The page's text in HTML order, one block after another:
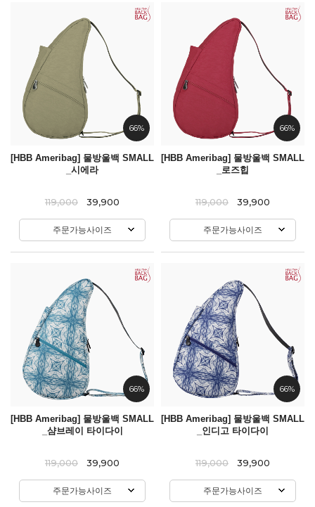
66%
[HBB Ameribag] 물방울백 SMALL
_시에라
119,000 39,900
주문가능사이즈
66%
[HBB Ameribag] 물방울백 SMALL
_로즈힙
119,000 39,900
주문가능사이즈
66%
[HBB Ameribag] 물방울백 SMALL
_샴브레이 타이다이
119,000 39,900
주문가능사이즈
66%
[HBB Ameribag] 물방울백 SMALL
_인디고 타이다이
119,000 39,900
주문가능사이즈